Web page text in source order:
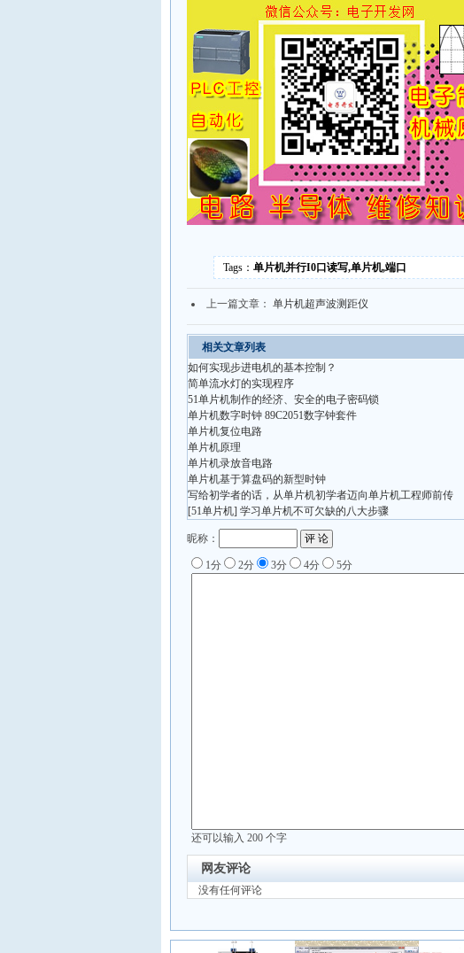
Tags： 单片机并行I0口读写,单片机,端口
上一篇文章： 单片机超声波测距仪
相关文章列表
如何实现步进电机的基本控制？
简单流水灯的实现程序
51单片机制作的经济、安全的电子密码锁
单片机数字时钟 89C2051数字钟套件
单片机复位电路
单片机原理
单片机录放音电路
单片机基于算盘码的新型时钟
写给初学者的话，从单片机初学者迈向单片机工程师前传
[51单片机] 学习单片机不可欠缺的八大步骤
昵称：
1分 2分 3分 4分 5分
还可以输入 200 个字
网友评论
没有任何评论